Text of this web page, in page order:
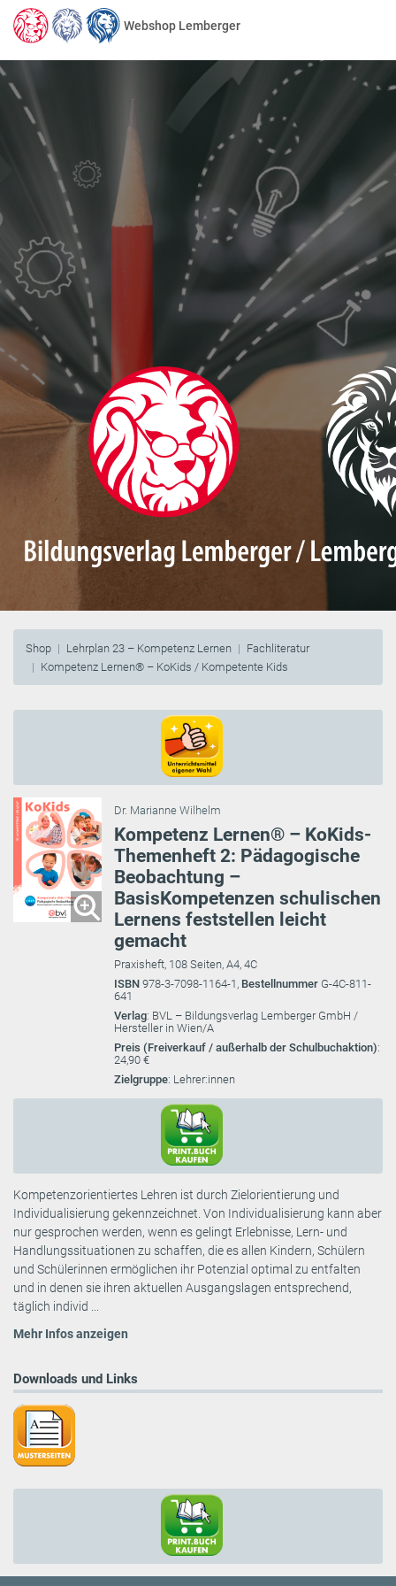
Webshop Lemberger
Shop Lehrplan 23 – Kompetenz Lernen
Fachliteratur
Kompetenz Lernen® – KoKids / Kompetente Kids
Dr. Marianne Wilhelm
Kompetenz Lernen® – KoKids-
Themenheft 2: Pädagogische
Beobachtung –
BasisKompetenzen schulischen
Lernens feststellen leicht
gemacht
Praxisheft, 108 Seiten, A4, 4C
ISBN 978-3-7098-1164-1, Bestellnummer G-4C-811-
641
Verlag: BVL – Bildungsverlag Lemberger GmbH /
Hersteller in Wien/A
Preis (Freiverkauf / außerhalb der Schulbuchaktion):
24,90 €
Zielgruppe: Lehrer:innen
Kompetenzorientiertes Lehren ist durch Zielorientierung und
Individualisierung gekennzeichnet. Von Individualisierung kann aber
nur gesprochen werden, wenn es gelingt Erlebnisse, Lern- und
Handlungssituationen zu schaffen, die es allen Kindern, Schülern
und Schülerinnen ermöglichen ihr Potenzial optimal zu entfalten
und in denen sie ihren aktuellen Ausgangslagen entsprechend,
täglich individ ...
Mehr Infos anzeigen
Downloads und Links